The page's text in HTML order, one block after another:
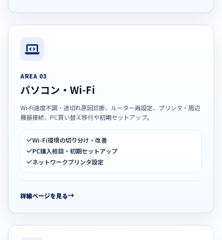
AREA 03
パソコン・Wi-Fi
Wi-Fi速度不調・途切れ原因診断、ルーター再設定、プリンタ・周辺
機器接続、PC買い替え移行や初期セットアップ。
Wi-Fi環境の切り分け・改善
PC購入相談・初期セットアップ
ネットワークプリンタ設定
詳細ページを見る